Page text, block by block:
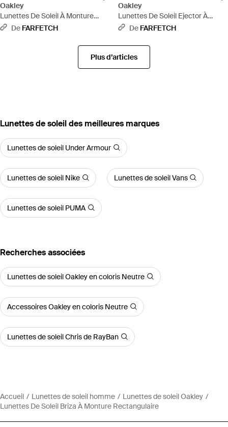
Oakley
Lunettes De Soleil À Monture
Rectangulaire - Blanc
De FARFETCH
Oakley
Lunettes De Soleil Ejector À
Monture Rectangulaire - Gris
De FARFETCH
Plus d’articles
‪Lunettes de soleil‬ des meilleures marques
Lunettes de soleil Under Armour
Lunettes de soleil Nike Lunettes de soleil Vans
Lunettes de soleil PUMA
Recherches associées
Lunettes de soleil Oakley en coloris Neutre
Accessoires Oakley en coloris Neutre
Lunettes de soleil Chris de RayBan
Accueil Lunettes de soleil homme
Lunettes de soleil Oakley
Lunettes De Soleil Briza À Monture Rectangulaire